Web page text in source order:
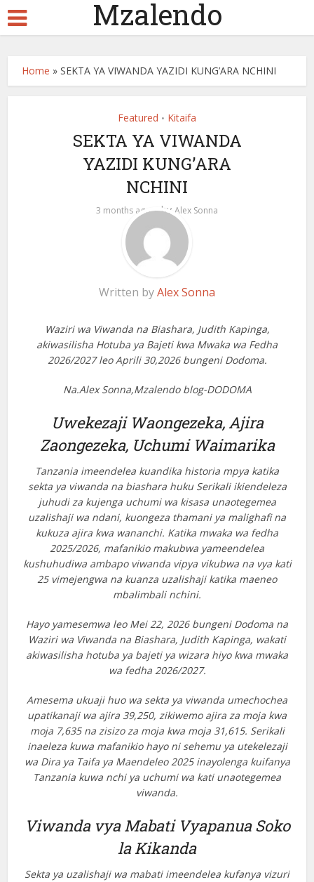
Mzalendo
Home »SEKTA YA VIWANDA YAZIDI KUNG’ARA NCHINI
Featured • Kitaifa
SEKTA YA VIWANDA
YAZIDI KUNG’ARA
NCHINI
3 months ago by Alex Sonna
Written byAlex Sonna
Waziri wa Viwanda na Biashara, Judith Kapinga,
akiwasilisha Hotuba ya Bajeti kwa Mwaka wa Fedha
2026/2027 leo Aprili 30,2026 bungeni Dodoma.
Na.Alex Sonna,Mzalendo blog-DODOMA
Uwekezaji Waongezeka, Ajira
Zaongezeka, Uchumi Waimarika
Tanzania imeendelea kuandika historia mpya katika
sekta ya viwanda na biashara huku Serikali ikiendeleza
juhudi za kujenga uchumi wa kisasa unaotegemea
uzalishaji wa ndani, kuongeza thamani ya malighafi na
kukuza ajira kwa wananchi. Katika mwaka wa fedha
2025/2026, mafanikio makubwa yameendelea
kushuhudiwa ambapo viwanda vipya vikubwa na vya kati
25 vimejengwa na kuanza uzalishaji katika maeneo
mbalimbali nchini.
Hayo yamesemwa leo Mei 22, 2026 bungeni Dodoma na
Waziri wa Viwanda na Biashara, Judith Kapinga, wakati
akiwasilisha hotuba ya bajeti ya wizara hiyo kwa mwaka
wa fedha 2026/2027.
Amesema ukuaji huo wa sekta ya viwanda umechochea
upatikanaji wa ajira 39,250, zikiwemo ajira za moja kwa
moja 7,635 na zisizo za moja kwa moja 31,615. Serikali
inaeleza kuwa mafanikio hayo ni sehemu ya utekelezaji
wa Dira ya Taifa ya Maendeleo 2025 inayolenga kuifanya
Tanzania kuwa nchi ya uchumi wa kati unaotegemea
viwanda.
Viwanda vya Mabati Vyapanua Soko
la Kikanda
Sekta ya uzalishaji wa mabati imeendelea kufanya vizuri